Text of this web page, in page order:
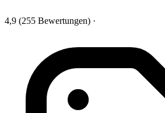
4,9 (255 Bewertungen) ·